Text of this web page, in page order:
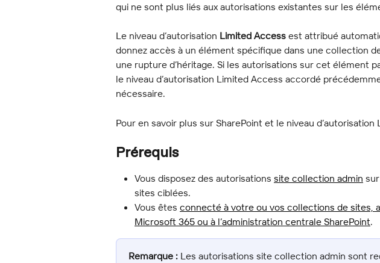
qui ne sont plus liés aux autorisations existantes sur les
Le niveau d’autorisation Limited Access est attribué
donnez accès à un élément spécifique dans une collection
une rupture d’héritage. Si les autorisations sur cet élément
le niveau d’autorisation Limited Access accordé
nécessaire.
Pour en savoir plus sur SharePoint et le niveau
Prérequis
Vous disposez des autorisations site collection admin
sites ciblées.
Vous êtes connecté à votre ou vos collections de sites,
Microsoft 365 ou à l’administration centrale SharePoint.
Remarque : Les autorisations site collection admin sont